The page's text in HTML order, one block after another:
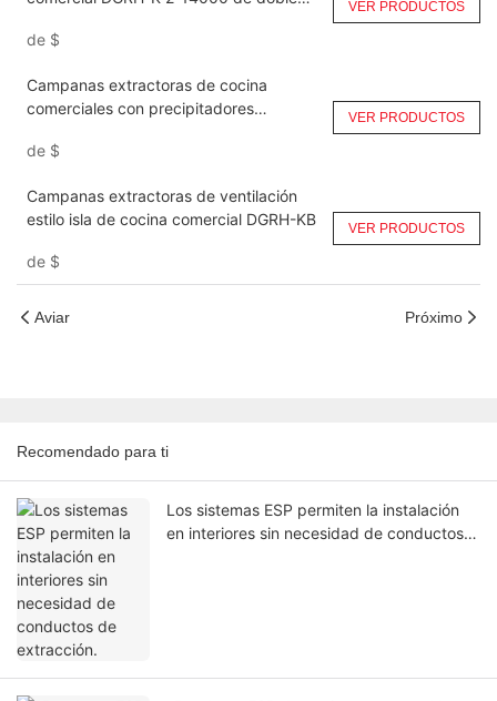
de $
VER PRODUCTOS
Campanas extractoras de cocina
comerciales con precipitadores
de $
VER PRODUCTOS
Campanas extractoras de ventilación
estilo isla de cocina comercial DGRH-KB
de $
VER PRODUCTOS
Aviar Próximo
Recomendado para ti
Los sistemas ESP permiten la instalación
en interiores sin necesidad de conductos